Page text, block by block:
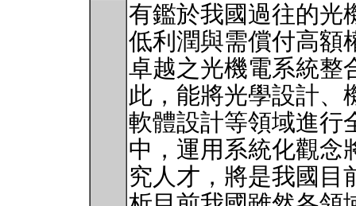
有鑑於我國過往的光
低利潤與需償付高額
卓越之光機電系統整
此，能將光學設計、
軟體設計等領域進行
中，運用系統化觀念
究人才，將是我國目